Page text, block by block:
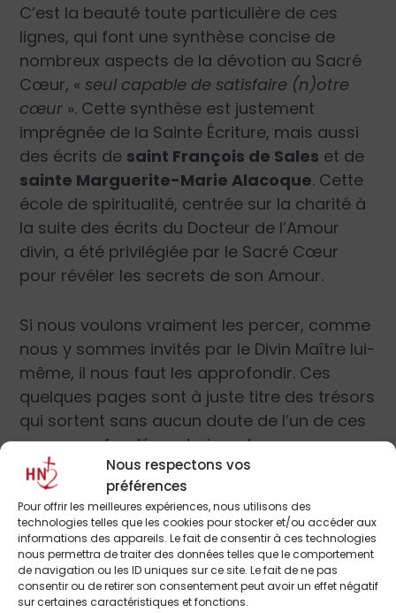
Nous respectons vos
préférences
Pour offrir les meilleures expériences, nous utilisons des
technologies telles que les cookies pour stocker et/ou accéder aux
informations des appareils. Le fait de consentir à ces technologies
nous permettra de traiter des données telles que le comportement
de navigation ou les ID uniques sur ce site. Le fait de ne pas
consentir ou de retirer son consentement peut avoir un effet négatif
sur certaines caractéristiques et fonctions.
C’est la beauté toute particulière de ces
lignes, qui font une synthèse concise de
nombreux aspects de la dévotion au Sacré
Cœur, «seul capable de satisfaire (n)otre
cœur ». Cette synthèse est justement
imprégnée de la Sainte Écriture, mais aussi
des écrits de saint François de Sales et de
sainte Marguerite-Marie Alacoque. Cette
école de spiritualité, centrée sur la charité à
la suite des écrits du Docteur de l’Amour
divin, a été privilégiée par le Sacré Cœur
pour révéler les secrets de son Amour.
Si nous voulons vraiment les percer, comme
nous y sommes invités par le Divin Maître lui-
même, il nous faut les approfondir. Ces
quelques pages sont à juste titre des trésors
qui sortent sans aucun doute de l’un de ces
cœurs profondément aimants.
Ces âmes profondément unies au Seigneur
se trouvent dans tous les « états de vie ».
Bien entendu dans les monastères
contemplatifs, et elles soutiennent le monde
tout entier. Elles sont souvent privilégiées. En